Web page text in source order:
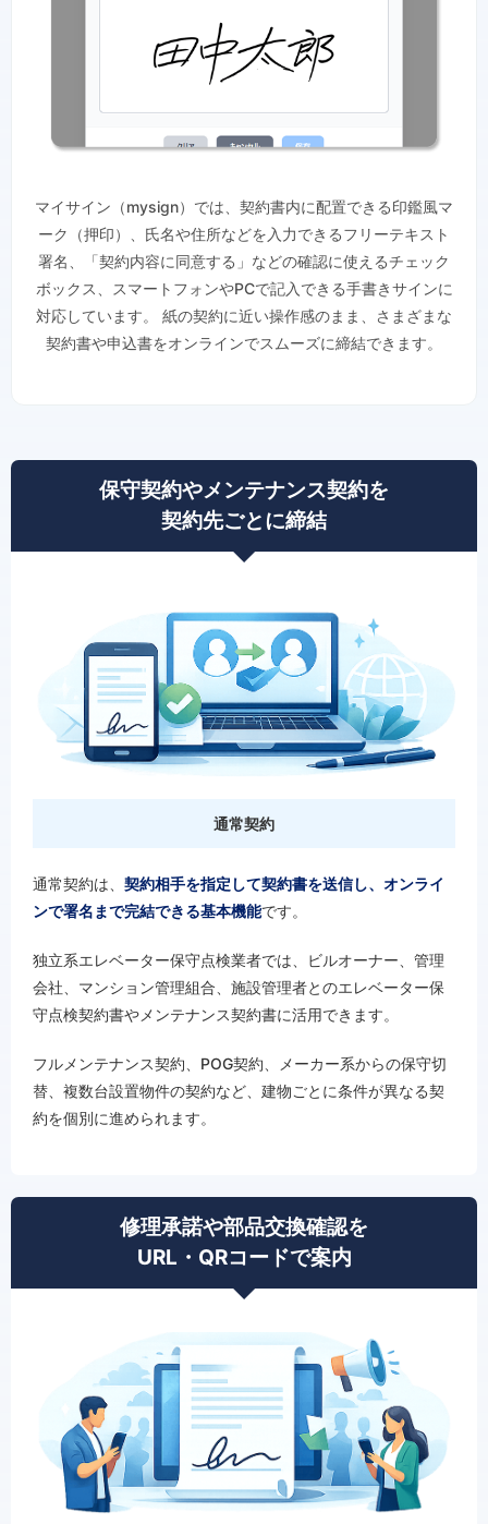
マイサイン（mysign）では、契約書内に配置できる印鑑風マ
ーク（押印）、氏名や住所などを入力できるフリーテキスト
署名、「契約内容に同意する」などの確認に使えるチェック
ボックス、スマートフォンやPCで記入できる手書きサインに
対応しています。 紙の契約に近い操作感のまま、さまざまな
契約書や申込書をオンラインでスムーズに締結できます。
保守契約やメンテナンス契約を
契約先ごとに締結
通常契約
通常契約は、 契約相手を指定して契約書を送信し、オンライ
ンで署名まで完結できる基本機能です。
独立系エレベーター保守点検業者では、ビルオーナー、管理
会社、マンション管理組合、施設管理者とのエレベーター保
守点検契約書やメンテナンス契約書に活用できます。
フルメンテナンス契約、POG契約、メーカー系からの保守切
替、複数台設置物件の契約など、建物ごとに条件が異なる契
約を個別に進められます。
修理承諾や部品交換確認を
URL・QRコードで案内